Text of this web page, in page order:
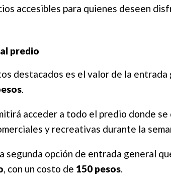
accesibles para quienes deseen
predio
destacados es el valor de la
.
acceder a todo el predio donde
y recreativas durante la
segunda opción de entrada general
, con un costo de 150 pesos.